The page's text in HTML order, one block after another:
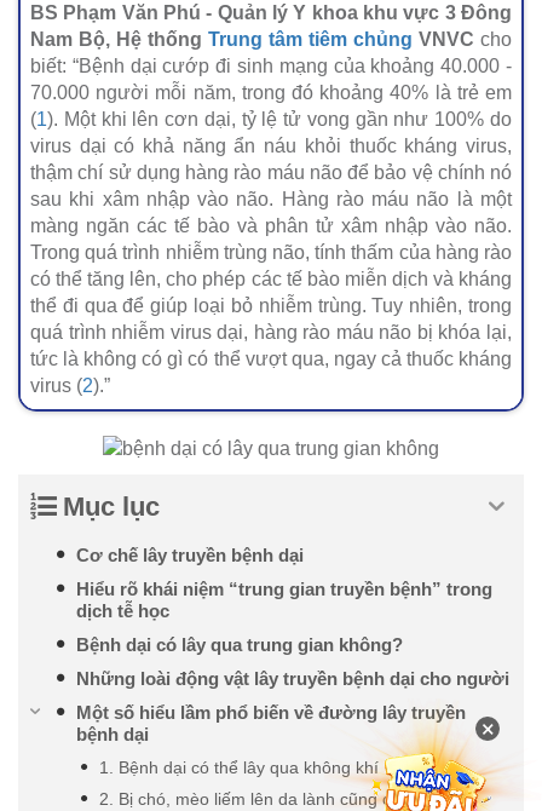
BS Phạm Văn Phú - Quản lý Y khoa khu vực 3 Đông
Nam Bộ, Hệ thống Trung tâm tiêm chủng VNVC cho
biết: “Bệnh dại cướp đi sinh mạng của khoảng 40.000 -
70.000 người mỗi năm, trong đó khoảng 40% là trẻ em
(1). Một khi lên cơn dại, tỷ lệ tử vong gần như 100% do
virus dại có khả năng ẩn náu khỏi thuốc kháng virus,
thậm chí sử dụng hàng rào máu não để bảo vệ chính nó
sau khi xâm nhập vào não. Hàng rào máu não là một
màng ngăn các tế bào và phân tử xâm nhập vào não.
Trong quá trình nhiễm trùng não, tính thấm của hàng rào
có thể tăng lên, cho phép các tế bào miễn dịch và kháng
thể đi qua để giúp loại bỏ nhiễm trùng. Tuy nhiên, trong
quá trình nhiễm virus dại, hàng rào máu não bị khóa lại,
tức là không có gì có thể vượt qua, ngay cả thuốc kháng
virus (2).”
Mục lục
Cơ chế lây truyền bệnh dại
Hiểu rõ khái niệm “trung gian truyền bệnh” trong
dịch tễ học
Bệnh dại có lây qua trung gian không?
Những loài động vật lây truyền bệnh dại cho người
Một số hiểu lầm phổ biến về đường lây truyền
bệnh dại
1. Bệnh dại có thể lây qua không khí
2. Bị chó, mèo liếm lên da lành cũng có thể bị dại
×